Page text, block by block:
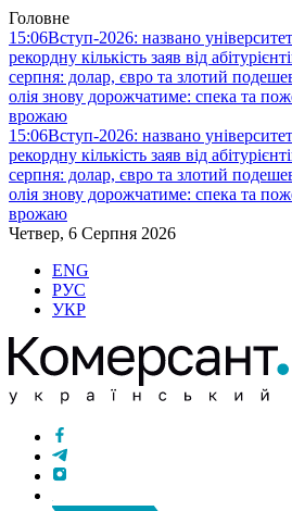
Головне
15:06Вступ-2026: названо
рекордну кількість заяв від
серпня: долар, євро та злотий
олія знову дорожчатиме: спека та
врожаю
15:06Вступ-2026: названо
рекордну кількість заяв від
серпня: долар, євро та злотий
олія знову дорожчатиме: спека та
врожаю
Четвер, 6 Серпня 2026
ENG
РУС
УКР